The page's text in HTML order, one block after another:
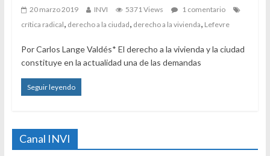
20 marzo 2019 INVI 5371 Views
1 comentario
crítica radical, derecho a la ciudad, derecho a la vivienda, Lefevre
Por Carlos Lange Valdés* El derecho a la vivienda y la ciudad
constituye en la actualidad una de las demandas
Seguir leyendo
Canal INVI